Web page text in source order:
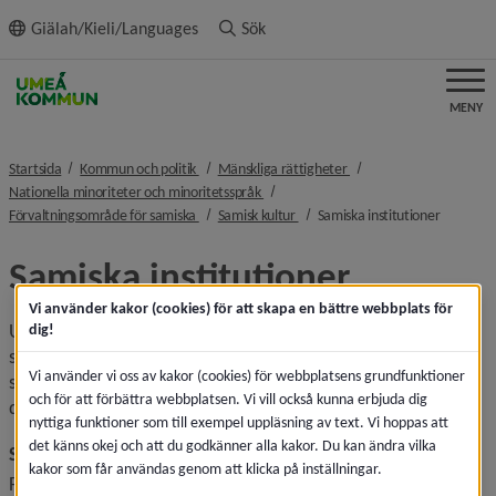
innehållet
Giälah/Kieli/Languages Sök
MENY
Startsida Kommun och politik nivå i brödsmulenavigeringen
Mänskliga rättigheter nivå i
Nationella minoriteter och minoritetsspråk nivå i brödsmulenavigeringen
Förvaltningsområde för samiska
nivå i brödsmulenavigeringen
Samisk kultur nivå i brödsmulenavigeringen
Samiska institutionernivå i
Samiska institutioner
Ubmeje (Umeå) har utöver samisk befolkning, en lång
samisk historia och områden med renbete också flera
samiska institutioner. Här kan du läsa mer om några av
dem.
Svenska samernas riksförbund
Förbundet tillvaratar och främjar de svenska samernas
Vi använder kakor (cookies) för att skapa en bättre webbplats för
dig!
Vi använder vi oss av kakor (cookies) för webbplatsens grundfunktioner
och för att förbättra webbplatsen. Vi vill också kunna erbjuda dig
nyttiga funktioner som till exempel uppläsning av text. Vi hoppas att
det känns okej och att du godkänner alla kakor. Du kan ändra vilka
kakor som får användas genom att klicka på inställningar.